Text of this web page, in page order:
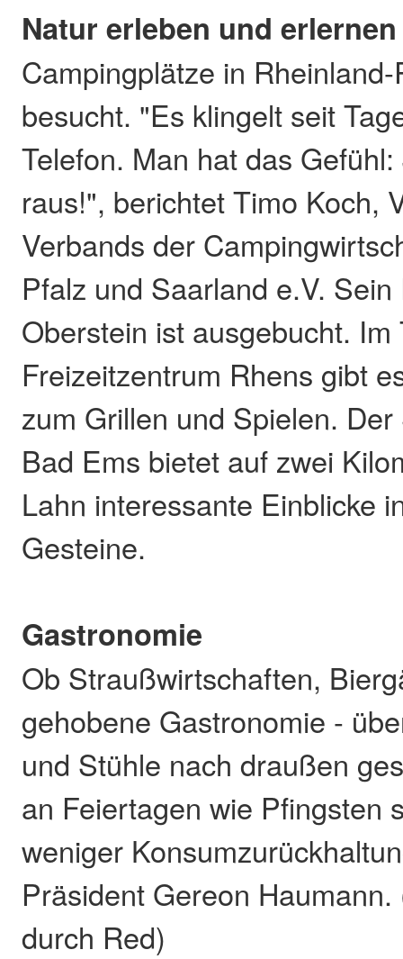
Natur erleben und erlernen
Campingplätze in
besucht. "Es klingelt seit
Telefon. Man hat das
raus!", berichtet Timo Koch,
Verbands der
Pfalz und Saarland e.V.
Oberstein ist ausgebucht. Im
Freizeitzentrum Rhens gibt
zum Grillen und Spielen.
Bad Ems bietet auf zwei
Lahn interessante Einblicke
Gesteine.
Gastronomie
Ob Straußwirtschaften,
gehobene Gastronomie -
und Stühle nach draußen
an Feiertagen wie Pfingsten
weniger
Präsident Gereon
durch Red)